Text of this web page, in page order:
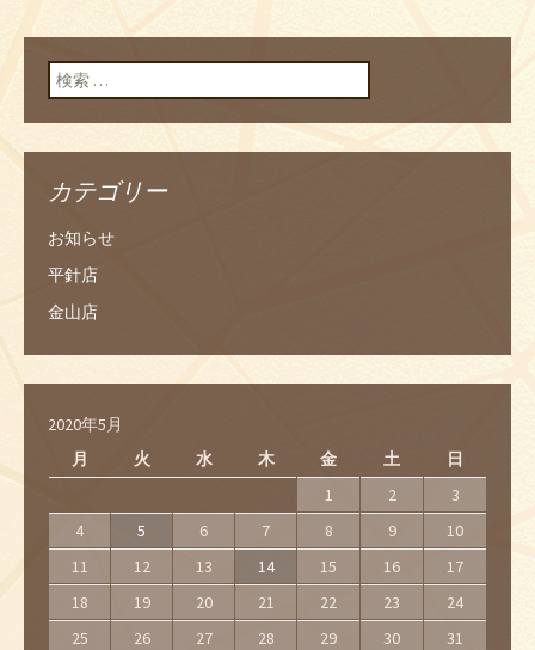
検索:
カテゴリー
お知らせ
平針店
金山店
2020年5月
月
火 水 木 金 土 日
1 2
3
4
5 6 7 8 9
10
11
12 13 14 15 16
17
18
19 20 21 22 23
24
25
26 27 28 29 30 31